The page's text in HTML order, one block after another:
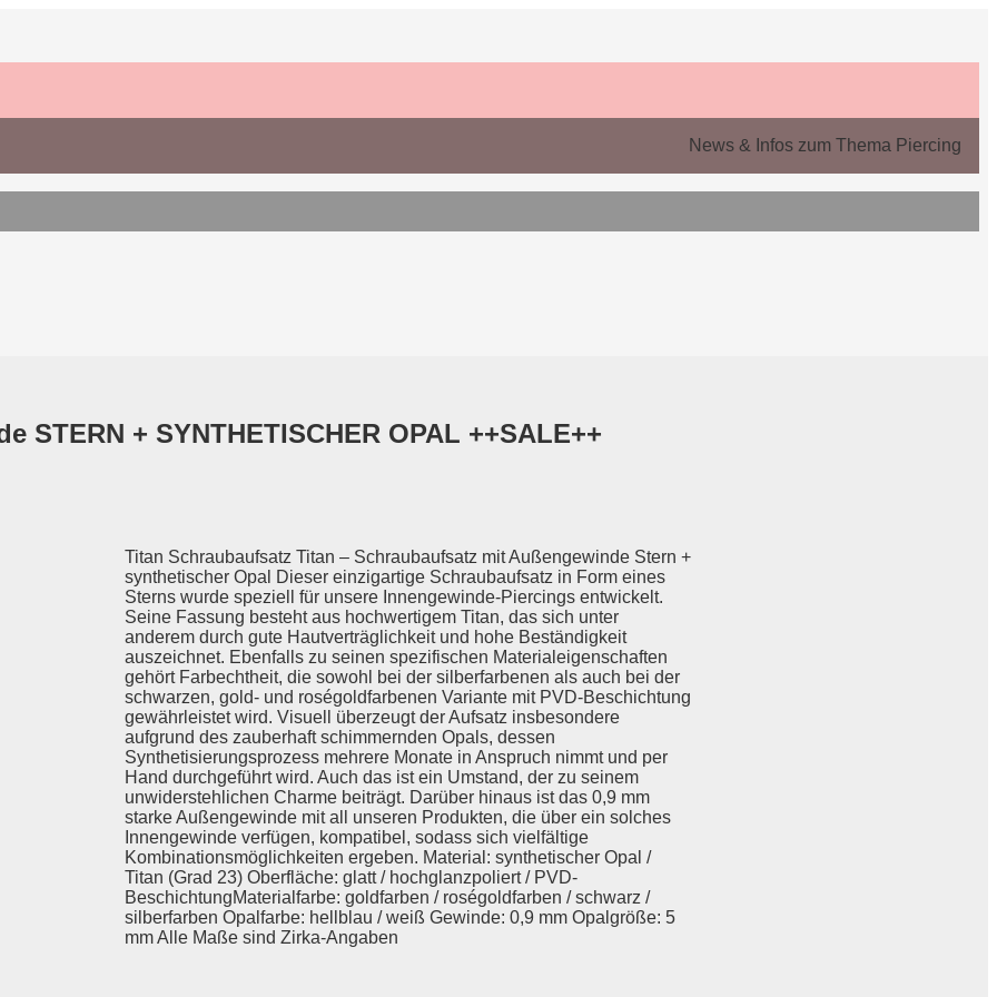
News & Infos zum Thema Piercing
+ SYNTHETISCHER OPAL ++SALE++
Titan Schraubaufsatz Titan – Schraubaufsatz mit Außengewinde Stern +
synthetischer Opal Dieser einzigartige Schraubaufsatz in Form eines
Sterns wurde speziell für unsere Innengewinde-Piercings entwickelt.
Seine Fassung besteht aus hochwertigem Titan, das sich unter
anderem durch gute Hautverträglichkeit und hohe Beständigkeit
auszeichnet. Ebenfalls zu seinen spezifischen Materialeigenschaften
gehört Farbechtheit, die sowohl bei der silberfarbenen als auch bei der
schwarzen, gold- und roségoldfarbenen Variante mit PVD-Beschichtung
gewährleistet wird. Visuell überzeugt der Aufsatz insbesondere
aufgrund des zauberhaft schimmernden Opals, dessen
Synthetisierungsprozess mehrere Monate in Anspruch nimmt und per
Hand durchgeführt wird. Auch das ist ein Umstand, der zu seinem
unwiderstehlichen Charme beiträgt. Darüber hinaus ist das 0,9 mm
starke Außengewinde mit all unseren Produkten, die über ein solches
Innengewinde verfügen, kompatibel, sodass sich vielfältige
Kombinationsmöglichkeiten ergeben. Material: synthetischer Opal /
Titan (Grad 23) Oberfläche: glatt / hochglanzpoliert / PVD-
BeschichtungMaterialfarbe: goldfarben / roségoldfarben / schwarz /
silberfarben Opalfarbe: hellblau / weiß Gewinde: 0,9 mm Opalgröße: 5
mm Alle Maße sind Zirka-Angaben